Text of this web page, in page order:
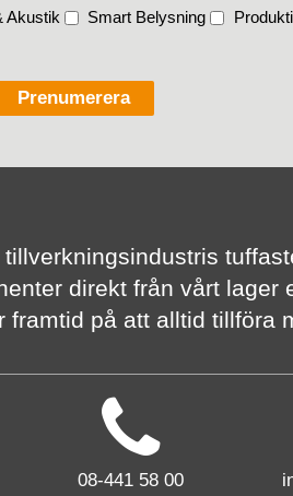
Akustik Smart Belysning
direkt från vårt lager
på att alltid tillföra
08-441 58 00